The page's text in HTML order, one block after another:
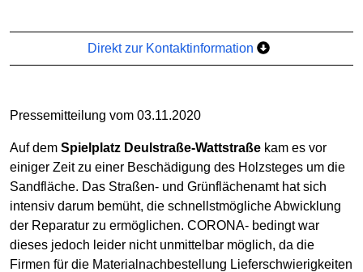
Direkt zur Kontaktinformation
Pressemitteilung vom 03.11.2020
Auf dem Spielplatz Deulstraße-Wattstraße kam es vor
einiger Zeit zu einer Beschädigung des Holzsteges um die
Sandfläche. Das Straßen- und Grünflächenamt hat sich
intensiv darum bemüht, die schnellstmögliche Abwicklung
der Reparatur zu ermöglichen. CORONA- bedingt war
dieses jedoch leider nicht unmittelbar möglich, da die
Firmen für die Materialnachbestellung Lieferschwierigkeiten